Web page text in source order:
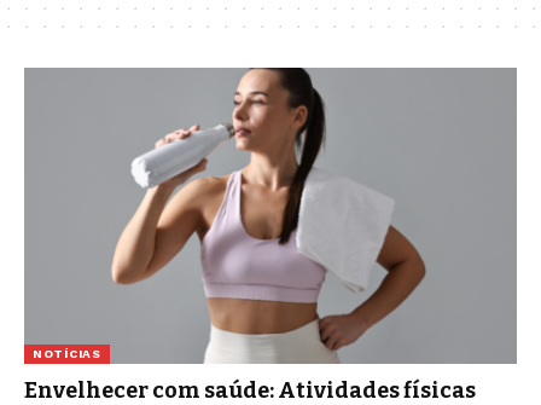
NOTÍCIAS
Envelhecer com saúde: Atividades físicas